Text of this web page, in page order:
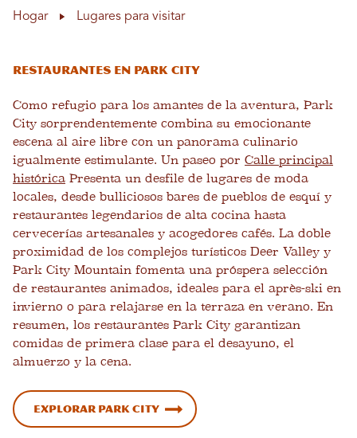
Hogar Lugares para visitar
Restaurantes en Park City
Como refugio para los amantes de la aventura, Park
City sorprendentemente combina su emocionante
escena al aire libre con un panorama culinario
igualmente estimulante. Un paseo por Calle principal
histórica Presenta un desfile de lugares de moda
locales, desde bulliciosos bares de pueblos de esquí y
restaurantes legendarios de alta cocina hasta
cervecerías artesanales y acogedores cafés. La doble
proximidad de los complejos turísticos Deer Valley y
Park City Mountain fomenta una próspera selección
de restaurantes animados, ideales para el après-ski en
invierno o para relajarse en la terraza en verano. En
resumen, los restaurantes Park City garantizan
comidas de primera clase para el desayuno, el
almuerzo y la cena.
Explorar Park City